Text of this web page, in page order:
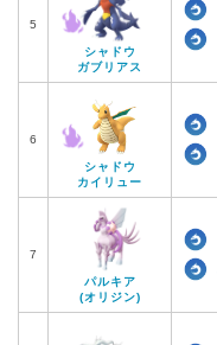
5
シャドウ
ガブリアス
6
シャドウ
カイリュー
7
パルキア
(オリジン)